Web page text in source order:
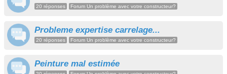
20 réponses Forum Un problème avec votre constructeur?
Probleme expertise carrelage...
20 réponses Forum Un problème avec votre constructeur?
Peinture mal estimée